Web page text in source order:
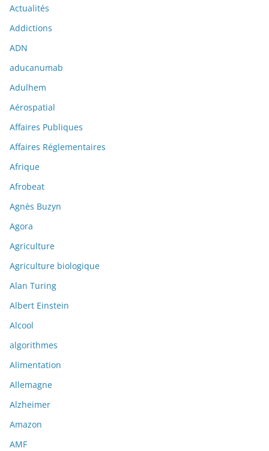
Actualités
Addictions
ADN
aducanumab
Adulhem
Aérospatial
Affaires Publiques
Affaires Réglementaires
Afrique
Afrobeat
Agnès Buzyn
Agora
Agriculture
Agriculture biologique
Alan Turing
Albert Einstein
Alcool
algorithmes
Alimentation
Allemagne
Alzheimer
Amazon
AMF